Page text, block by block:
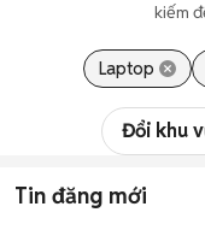
kiếm
Laptop
Đổi khu
Tin đăng mới